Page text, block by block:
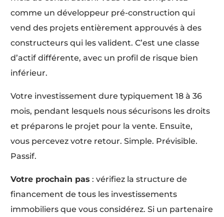
comme un développeur pré-construction qui
vend des projets entièrement approuvés à des
constructeurs qui les valident. C’est une classe
d’actif différente, avec un profil de risque bien
inférieur.
Votre investissement dure typiquement 18 à 36
mois, pendant lesquels nous sécurisons les droits
et préparons le projet pour la vente. Ensuite,
vous percevez votre retour. Simple. Prévisible.
Passif.
Votre prochain pas : vérifiez la structure de
financement de tous les investissements
immobiliers que vous considérez. Si un partenaire